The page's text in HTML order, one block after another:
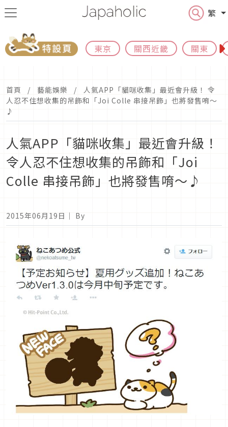
繁
東京 關西近畿 關東
首頁 藝能娛樂
人氣APP「貓咪收集」最近會升級！ 令
人忍不住想收集的吊飾和「Joi Colle 串接吊飾」也將發售唷〜
♪
人氣APP「貓咪收集」最近會升級！
令人忍不住想收集的吊飾和「Joi
Colle 串接吊飾」也將發售唷〜♪
2015年06月19日 ｜ By